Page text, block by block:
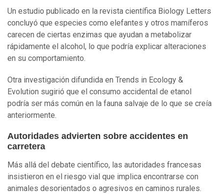
Un estudio publicado en la revista científica Biology Letters
concluyó que especies como elefantes y otros mamíferos
carecen de ciertas enzimas que ayudan a metabolizar
rápidamente el alcohol, lo que podría explicar alteraciones
en su comportamiento.
Otra investigación difundida en Trends in Ecology &
Evolution sugirió que el consumo accidental de etanol
podría ser más común en la fauna salvaje de lo que se creía
anteriormente.
Autoridades advierten sobre accidentes en
carretera
Más allá del debate científico, las autoridades francesas
insistieron en el riesgo vial que implica encontrarse con
animales desorientados o agresivos en caminos rurales.